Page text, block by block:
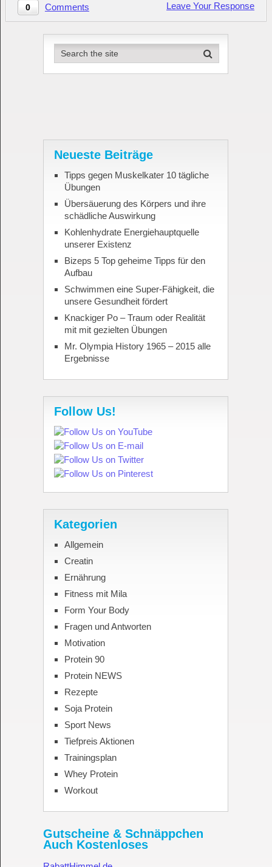
0 Comments Leave Your Response
Neueste Beiträge
Tipps gegen Muskelkater 10 tägliche
Übungen
Übersäuerung des Körpers und ihre
schädliche Auswirkung
Kohlenhydrate Energiehauptquelle
unserer Existenz
Bizeps 5 Top geheime Tipps für den
Aufbau
Schwimmen eine Super-Fähigkeit, die
unsere Gesundheit fördert
Knackiger Po – Traum oder Realität
mit mit gezielten Übungen
Mr. Olympia History 1965 – 2015 alle
Ergebnisse
Follow Us!
Kategorien
Allgemein
Creatin
Ernährung
Fitness mit Mila
Form Your Body
Fragen und Antworten
Motivation
Protein 90
Protein NEWS
Rezepte
Soja Protein
Sport News
Tiefpreis Aktionen
Trainingsplan
Whey Protein
Workout
Gutscheine & Schnäppchen
Auch Kostenloses